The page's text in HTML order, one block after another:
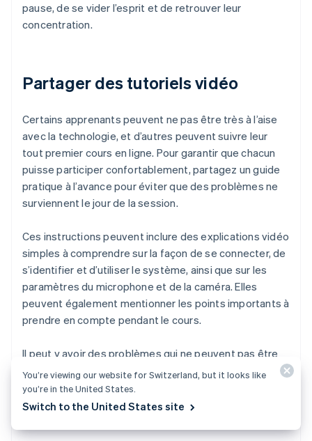
pause, de se vider l’esprit et de retrouver leur
concentration.
Partager des tutoriels vidéo
Certains apprenants peuvent ne pas être très à l’aise
avec la technologie, et d’autres peuvent suivre leur
tout premier cours en ligne. Pour garantir que chacun
puisse participer confortablement, partagez un guide
pratique à l’avance pour éviter que des problèmes ne
surviennent le jour de la session.
Ces instructions peuvent inclure des explications vidéo
simples à comprendre sur la façon de se connecter, de
s’identifier et d’utiliser le système, ainsi que sur les
paramètres du microphone et de la caméra. Elles
peuvent également mentionner les points importants à
prendre en compte pendant le cours.
Il peut y avoir des problèmes qui ne peuvent pas être
résolus simplement en lisant le manuel. Par
conséquent, il est important de mettre en place un
canal d’assistance où les participants peuvent vous
You’re viewing our website for Switzerland, but it looks like
you’re in the United States.
Switch to the United States site